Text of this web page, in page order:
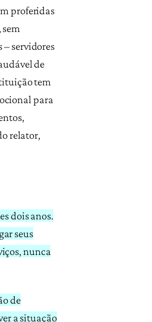
proferidas
– servidores
de
tem
para
relator,
dois anos.
seus
nunca
de
a situação